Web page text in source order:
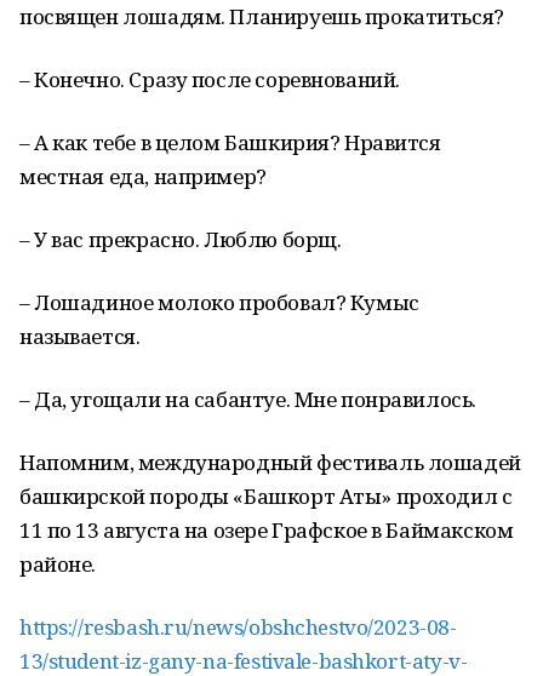
посвящен лошадям. Планируешь прокатиться?
– Конечно. Сразу после соревнований.
– А как тебе в целом Башкирия? Нравится
местная еда, например?
– У вас прекрасно. Люблю борщ.
– Лошадиное молоко пробовал? Кумыс
называется.
– Да, угощали на сабантуе. Мне понравилось.
Напомним, международный фестиваль лошадей
башкирской породы «Башкорт Аты» проходил с
11 по 13 августа на озере Графское в Баймакском
районе.
https://resbash.ru/news/obshchestvo/2023-08-
13/student-iz-gany-na-festivale-bashkort-aty-v-